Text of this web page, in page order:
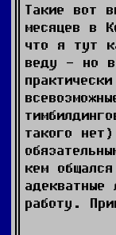
Такие вот
месяцев в
что я тут
веду - но в
такого
кем
работу.